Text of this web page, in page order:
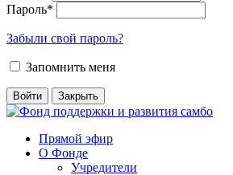
Пароль*
Забыли свой пароль?
Запомнить меня
Прямой эфир
О Фонде
Учредители